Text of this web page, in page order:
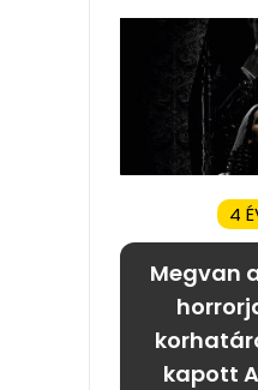
4
Megvan
kapott